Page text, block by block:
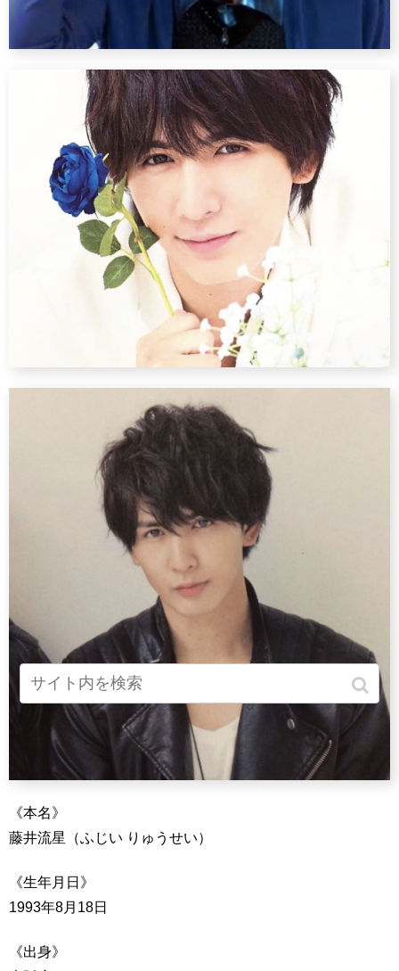
《本名》
藤井流星（ふじい りゅうせい）
《生年月日》
1993年8月18日
《出身》